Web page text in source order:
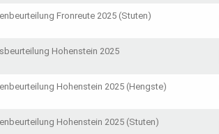
Fronreute 2025 (Stuten)
Hohenstein 2025
Hohenstein 2025 (Hengste)
Hohenstein 2025 (Stuten)